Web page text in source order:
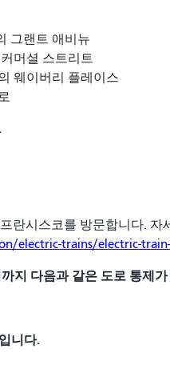
그랜트 애비뉴
머셜 스트리트
웨이버리 플레이스
란시스코를 방문합니다. 자
electric-trains/electric-
지 다음과 같은 도로 통제
니다.